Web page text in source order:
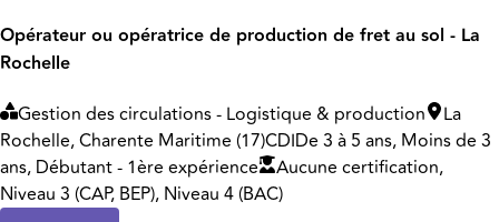
Opérateur ou opératrice de production de fret au sol - La
Rochelle
Gestion des circulations - Logistique & production
La
Rochelle, Charente Maritime (17)CDIDe 3 à 5 ans, Moins de 3
ans, Débutant - 1ère expérience
Aucune certification,
Niveau 3 (CAP, BEP), Niveau 4 (BAC)